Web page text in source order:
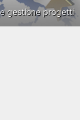
gestione progetti